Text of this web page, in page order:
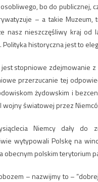
bo do
– a takie
nasz nieszczęśliwy kraj
historyczna jest to
stopniowe zdejmowanie
przerzucanie tej
żydowskim i
wojny światowej przez
Niemcy dały do
wytypowali Polskę na
obecnym polskim terytorium
– nazwijmy to –